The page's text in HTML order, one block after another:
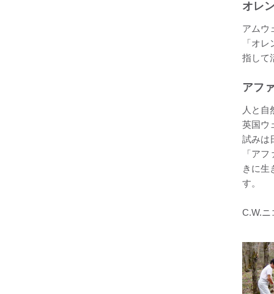
オレ
アムウ
「オ
指して
アフ
人と自
英国ウ
試みは
「ア
きに生
す。
C.W.ニ